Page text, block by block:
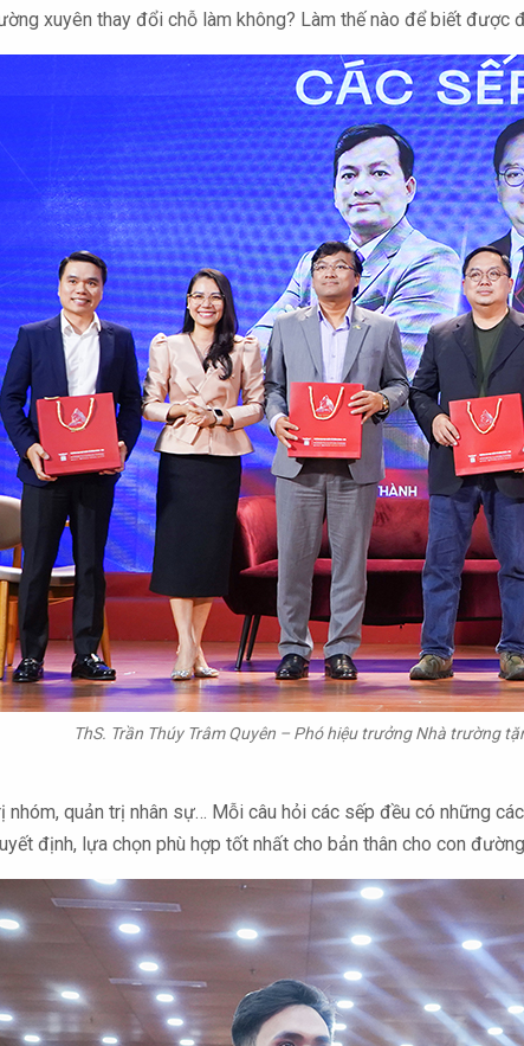
xuyên thay đổi chỗ làm không? Làm thế nào để biết được
ThS. Trần Thúy Trâm Quyên – Phó hiệu trưởng Nhà trường
nhóm, quản trị nhân sự… Mỗi câu hỏi các sếp đều có những
định, lựa chọn phù hợp tốt nhất cho bản thân cho con